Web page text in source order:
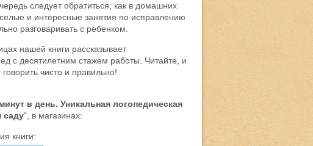
следует обратиться; как в домашних
и интересные занятия по исправлению
разговаривать с ребенком.
нашей книги рассказывает
с десятилетним стажем работы. Читайте, и
чисто и правильно!
в день. Уникальная логопедическая
саду", в магазинах:
книги: